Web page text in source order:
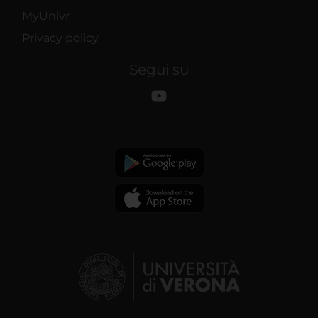
MyUnivr
Privacy policy
Segui su